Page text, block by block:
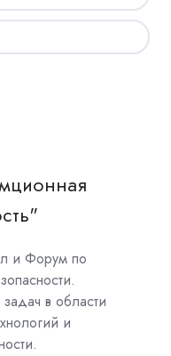
и Форум по
в области
и